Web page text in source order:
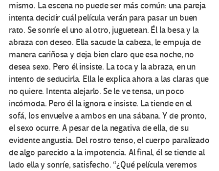
mismo. La escena no puede ser más común: una pareja
intenta decidir cuál película verán para pasar un buen
rato. Se sonríe el uno al otro, juguetean. Él la besa y la
abraza con deseo. Ella sacude la cabeza, le empuja de
manera cariñosa y deja bien claro que esa noche, no
desea sexo. Pero él insiste. La toca y la abraza, en un
intento de seducirla. Ella le explica ahora a las claras que
no quiere. Intenta alejarlo. Se le ve tensa, un poco
incómoda. Pero él la ignora e insiste. La tiende en el
sofá, los envuelve a ambos en una sábana. Y de pronto,
el sexo ocurre. A pesar de la negativa de ella, de su
evidente angustia. Del rostro tenso, el cuerpo paralizado
de algo parecido a la impotencia. Al final, él se tiende al
lado ella y sonríe, satisfecho. “¿Qué película veremos